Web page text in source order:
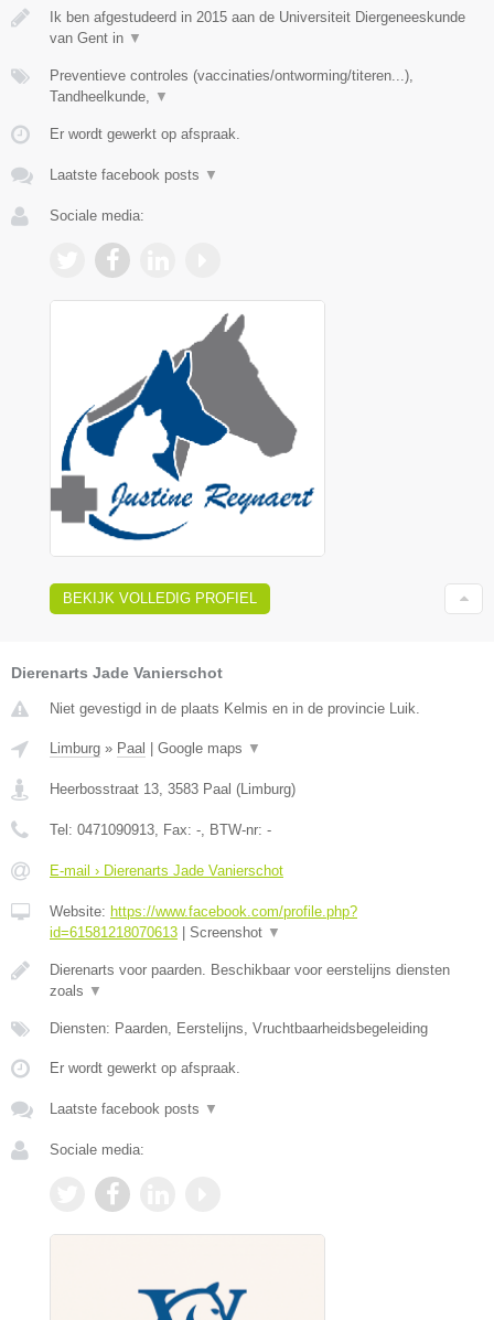
Ik ben afgestudeerd in 2015 aan de Universiteit Diergeneeskunde
van Gent in ▼
Preventieve controles (vaccinaties/ontworming/titeren...),
Tandheelkunde, ▼
Er wordt gewerkt op afspraak.
Laatste facebook posts ▼
Sociale media:
BEKIJK VOLLEDIG PROFIEL
Dierenarts Jade Vanierschot
Niet gevestigd in de plaats Kelmis en in de provincie Luik.
Limburg » Paal Google maps ▼
Heerbosstraat 13, 3583 Paal (Limburg)
Tel: 0471090913, Fax: -, BTW-nr: -
E-mail › Dierenarts Jade Vanierschot
Website: https://www.facebook.com/profile.php?
id=61581218070613
Screenshot ▼
Dierenarts voor paarden. Beschikbaar voor eerstelijns diensten
zoals ▼
Diensten: Paarden, Eerstelijns, Vruchtbaarheidsbegeleiding
Er wordt gewerkt op afspraak.
Laatste facebook posts ▼
Sociale media: